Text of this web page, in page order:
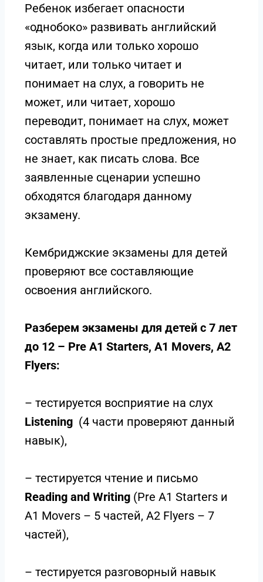
Ребенок избегает опасности
«однобоко» развивать английский
язык, когда или только хорошо
читает, или только читает и
понимает на слух, а говорить не
может, или читает, хорошо
переводит, понимает на слух, может
составлять простые предложения, но
не знает, как писать слова. Все
заявленные сценарии успешно
обходятся благодаря данному
экзамену.
Кембриджские экзамены для детей
проверяют все составляющие
освоения английского.
Разберем экзамены для детей с 7 лет
до 12 – Pre A1 Starters, A1 Movers, A2
Flyers:
– тестируется восприятие на слух
Listening (4 части проверяют данный
навык),
– тестируется чтение и письмо
Reading and Writing (Pre A1 Starters и
A1 Movers – 5 частей, A2 Flyers – 7
частей),
– тестируется разговорный навык